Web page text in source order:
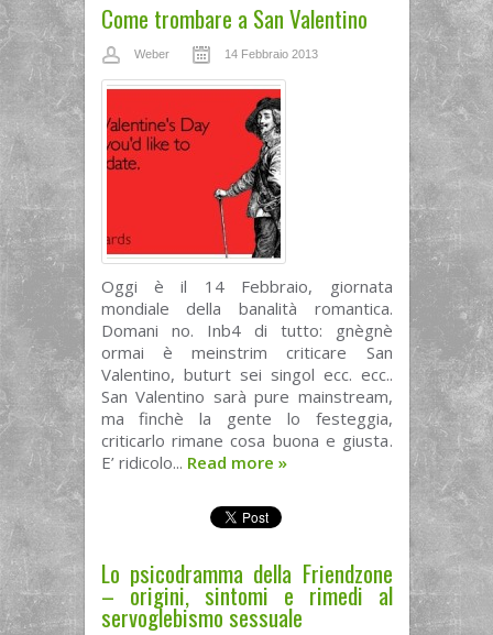
Come trombare a San Valentino
Weber 14 Febbraio 2013
Oggi è il 14 Febbraio, giornata
mondiale della banalità romantica.
Domani no. Inb4 di tutto: gnègnè
ormai è meinstrim criticare San
Valentino, buturt sei singol ecc. ecc..
San Valentino sarà pure mainstream,
ma finchè la gente lo festeggia,
criticarlo rimane cosa buona e giusta.
E’ ridicolo... Read more »
Lo psicodramma della Friendzone
– origini, sintomi e rimedi al
servoglebismo sessuale